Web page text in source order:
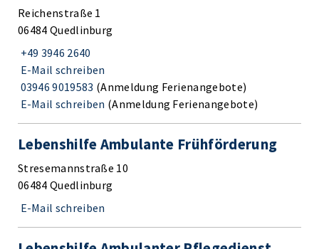
Reichenstraße 1
06484 Quedlinburg
+49 3946 2640
E-Mail schreiben
03946 9019583 (Anmeldung Ferienangebote)
E-Mail schreiben (Anmeldung Ferienangebote)
Lebenshilfe Ambulante Frühförderung
Stresemannstraße 10
06484 Quedlinburg
E-Mail schreiben